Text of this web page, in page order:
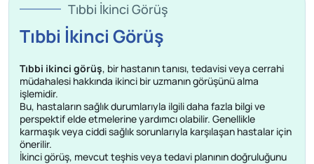
Tıbbi İkinci Görüş
Tıbbi İkinci Görüş
Tıbbi ikinci görüş, bir hastanın tanısı, tedavisi veya cerrahi
müdahalesi hakkında ikinci bir uzmanın görüşünü alma
işlemidir.
Bu, hastaların sağlık durumlarıyla ilgili daha fazla bilgi ve
perspektif elde etmelerine yardımcı olabilir. Genellikle
karmaşık veya ciddi sağlık sorunlarıyla karşılaşan hastalar için
önerilir.
İkinci görüş, mevcut teşhis veya tedavi planının doğruluğunu